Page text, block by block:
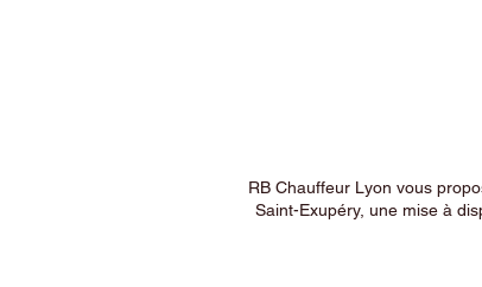
RB Chauffeur Lyon vous
Saint-Exupéry, une mise à